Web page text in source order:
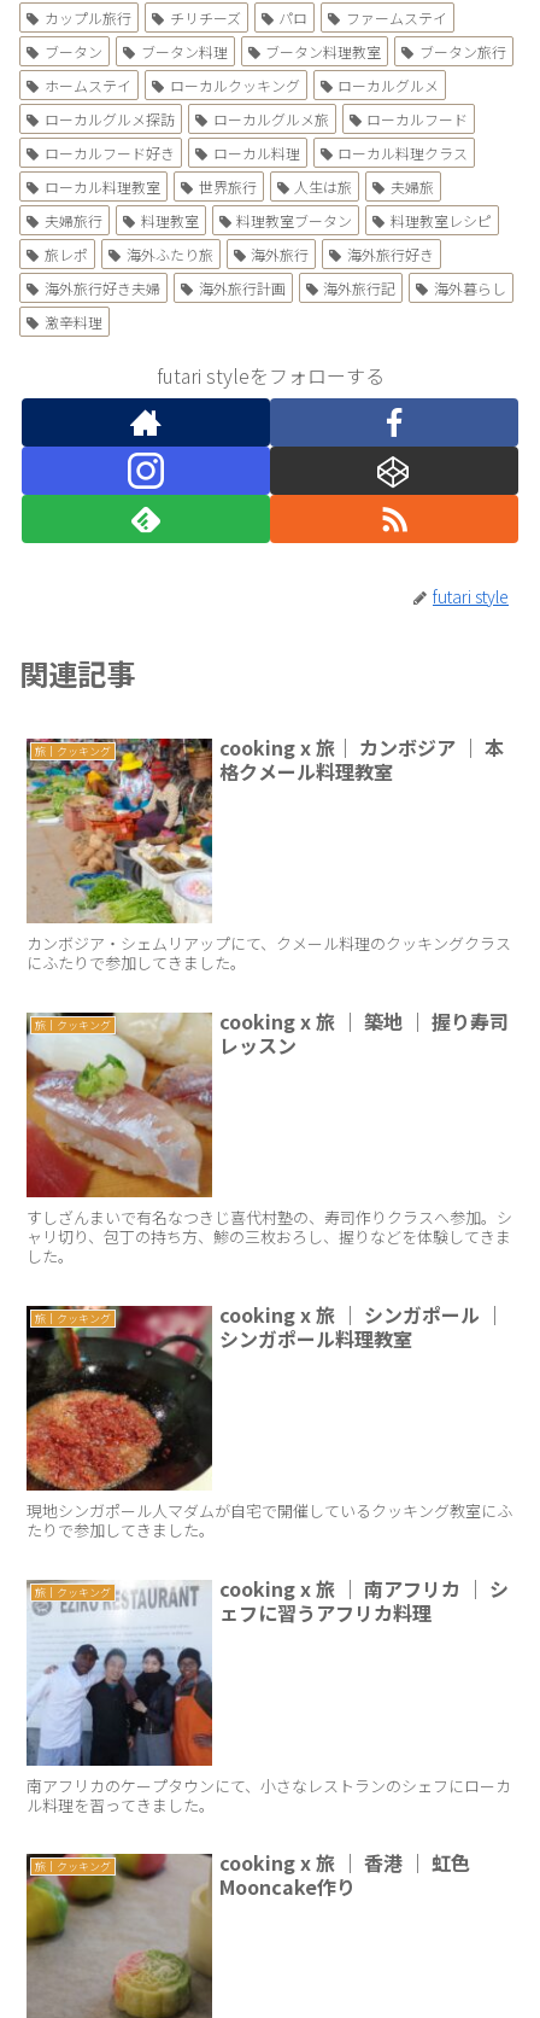
カップル旅行
チリチーズ パロ
ファームステイ
ブータン
ブータン料理 ブータン料理教室
ブータン旅行
ホームステイ
ローカルクッキング
ローカルグルメ
ローカルグルメ探訪
ローカルグルメ旅
ローカルフード
ローカルフード好き
ローカル料理
ローカル料理クラス
ローカル料理教室
世界旅行 人生は旅
夫婦旅
夫婦旅行
料理教室 料理教室ブータン
料理教室レシピ
旅レポ
海外ふたり旅 海外旅行
海外旅行好き
海外旅行好き夫婦
海外旅行計画 海外旅行記
海外暮らし
激辛料理
futari styleをフォローする
futari style
関連記事
旅｜クッキング
cooking x 旅｜ カンボジア ｜ 本
格クメール料理教室
カンボジア・シェムリアップにて、クメール料理のクッキングクラス
にふたりで参加してきました。
旅｜クッキング
cooking x 旅 ｜ 築地 ｜ 握り寿司
レッスン
すしざんまいで有名なつきじ喜代村塾の、寿司作りクラスへ参加。シ
ャリ切り、包丁の持ち方、鯵の三枚おろし、握りなどを体験してきま
した。
旅｜クッキング
cooking x 旅 ｜ シンガポール ｜
シンガポール料理教室
現地シンガポール人マダムが自宅で開催しているクッキング教室にふ
たりで参加してきました。
旅｜クッキング
cooking x 旅 ｜ 南アフリカ ｜ シ
ェフに習うアフリカ料理
南アフリカのケープタウンにて、小さなレストランのシェフにローカ
ル料理を習ってきました。
旅｜クッキング
cooking x 旅 ｜ 香港 ｜ 虹色
Mooncake作り